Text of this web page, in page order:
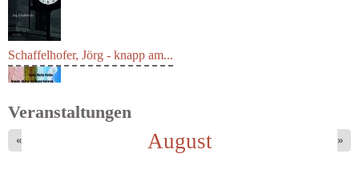
Schaffelhofer, Jörg - knapp am...
Veranstaltungen
August
« »